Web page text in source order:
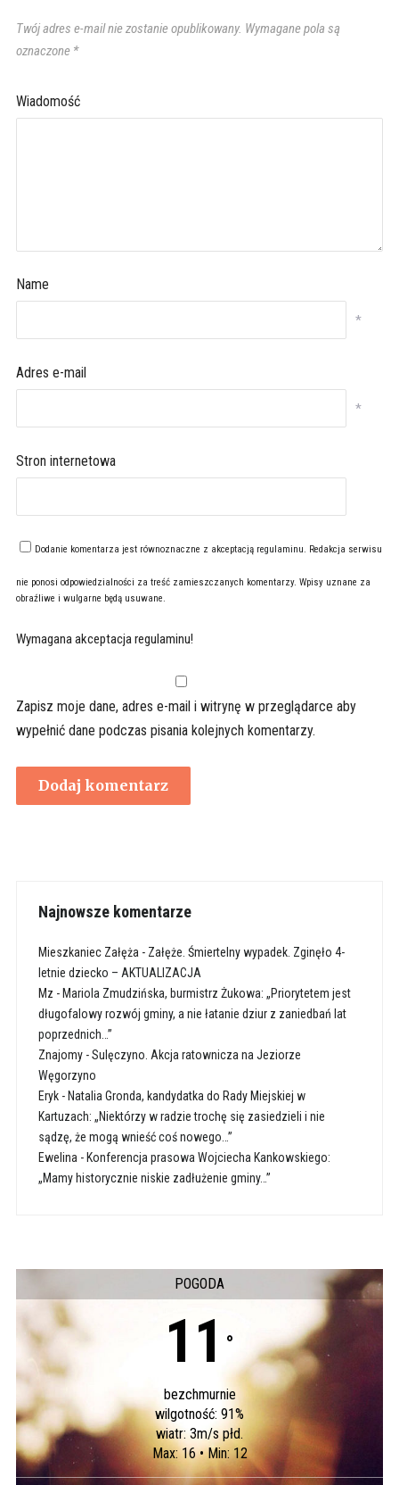
Twój adres e-mail nie zostanie opublikowany. Wymagane pola są
oznaczone *
Wiadomość
Name
*
Adres e-mail
*
Stron internetowa
Dodanie komentarza jest równoznaczne z akceptacją regulaminu. Redakcja serwisu
nie ponosi odpowiedzialności za treść zamieszczanych komentarzy. Wpisy uznane za
obraźliwe i wulgarne będą usuwane.
Wymagana akceptacja regulaminu!
Zapisz moje dane, adres e-mail i witrynę w przeglądarce aby
wypełnić dane podczas pisania kolejnych komentarzy.
Najnowsze komentarze
Mieszkaniec Załęża - Załęże. Śmiertelny wypadek. Zginęło 4-
letnie dziecko – AKTUALIZACJA
Mz - Mariola Zmudzińska, burmistrz Żukowa: „Priorytetem jest
długofalowy rozwój gminy, a nie łatanie dziur z zaniedbań lat
poprzednich…”
Znajomy-Sulęczyno. Akcja ratownicza na Jeziorze
Węgorzyno
Eryk- Natalia Gronda, kandydatka do Rady Miejskiej w
Kartuzach: „Niektórzy w radzie trochę się zasiedzieli i nie
sądzę, że mogą wnieść coś nowego…”
Ewelina - Konferencja prasowa Wojciecha Kankowskiego:
„Mamy historycznie niskie zadłużenie gminy…”
POGODA
11 °
bezchmurnie
wilgotność: 91%
wiatr: 3m/s płd.
Max: 16 • Min: 12